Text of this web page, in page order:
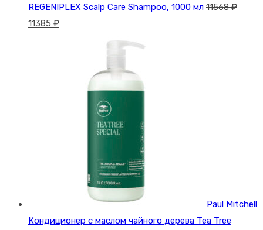
REGENIPLEX Scalp Care Shampoo, 1000 мл 11568₽
Первоначальная
11385 ₽Текущая
Paul Mitchell
Кондиционер с маслом чайного дерева Tea Tree